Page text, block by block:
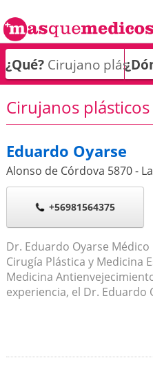
¿Qué?
Cirujanos plásticos
Eduardo Oyarse
Alonso de Córdova 5870 -
+56981564375
Dr. Eduardo Oyarse
Cirugía Plástica y Medicina
Medicina
experiencia, el Dr. Eduardo